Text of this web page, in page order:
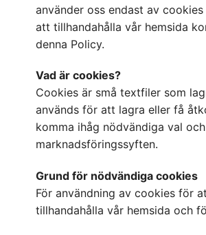
använder oss endast av
att tillhandahålla vår hemsida
denna Policy.
Vad är cookies?
Cookies är små textfiler som
används för att lagra eller få
komma ihåg nödvändiga val
marknadsföringssyften.
Grund för nödvändiga cookies
För användning av cookies för
tillhandahålla vår hemsida och